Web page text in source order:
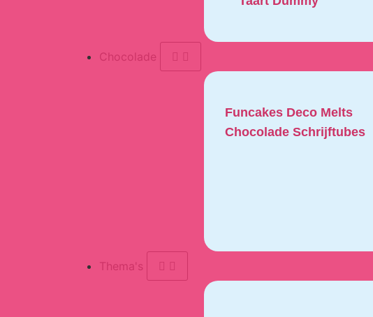
Chocolade
Funcakes Deco Melts
Chocolade Schrijftubes
Thema's